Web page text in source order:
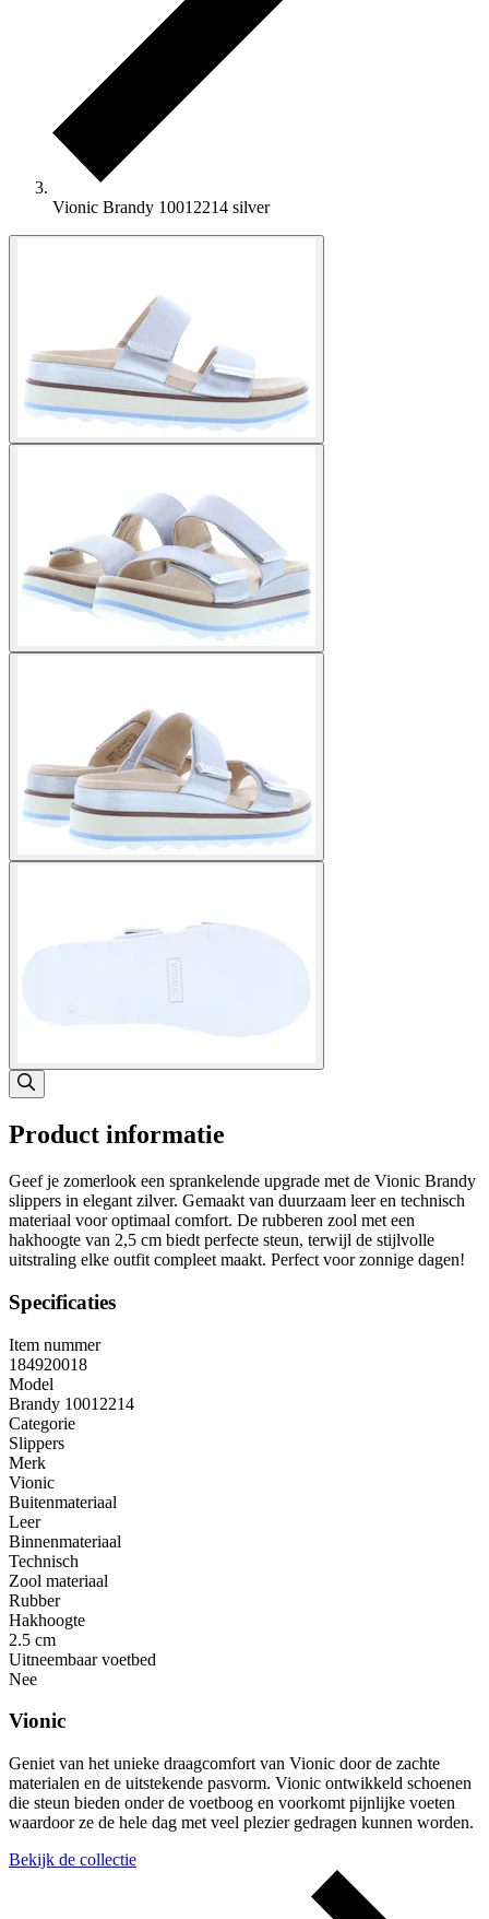
Vionic Brandy 10012214 silver
Product informatie
Geef je zomerlook een sprankelende upgrade met de Vionic Brandy
slippers in elegant zilver. Gemaakt van duurzaam leer en technisch
materiaal voor optimaal comfort. De rubberen zool met een
hakhoogte van 2,5 cm biedt perfecte steun, terwijl de stijlvolle
uitstraling elke outfit compleet maakt. Perfect voor zonnige dagen!
Specificaties
Item nummer
184920018
Model
Brandy 10012214
Categorie
Slippers
Merk
Vionic
Buitenmateriaal
Leer
Binnenmateriaal
Technisch
Zool materiaal
Rubber
Hakhoogte
2.5 cm
Uitneembaar voetbed
Nee
Vionic
Geniet van het unieke draagcomfort van Vionic door de zachte
materialen en de uitstekende pasvorm. Vionic ontwikkeld schoenen
die steun bieden onder de voetboog en voorkomt pijnlijke voeten
waardoor ze de hele dag met veel plezier gedragen kunnen worden.
Bekijk de collectie